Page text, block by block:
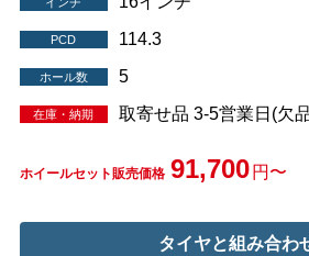
PCD 114.3
ホール数 5
在庫・納期 取寄せ品 3-5営業日(欠
ホイールセット販売価格 91,700 円〜
タイヤと組み合わ